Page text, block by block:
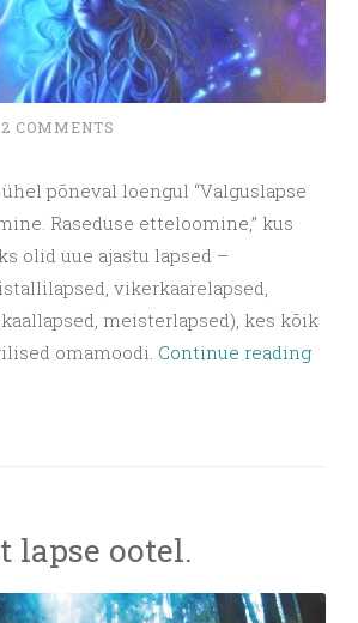
2 COMMENTS
põneval loengul “Valguslapse
Raseduse etteloomine,” kus
olid uue ajastu lapsed –
vikerkaarelapsed,
meisterlapsed), kes kõik
omamoodi. Continue reading
lapse ootel.